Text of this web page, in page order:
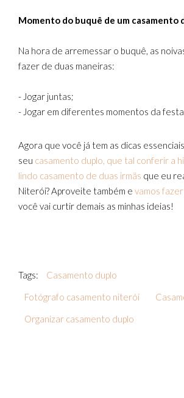
Momento do buquê de um casamento
Na hora de arremessar o buquê, as
fazer de duas maneiras:
- Jogar juntas;
- Jogar em diferentes momentos da
Agora que você já tem as dicas
seu casamento duplo, que tal conferir a
lindo casamento de duas irmãs que eu
Niterói? Aproveite também e vamos
você vai curtir demais as minhas ideias!
Tags:
Casamento duplo
Fotógrafo casamento niterói
Organizar casamento duplo